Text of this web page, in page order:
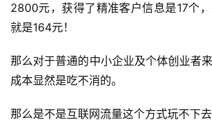
2800元，获得了精准客户信息是17个
就是164元！
那么对于普通的中小企业及个体创业者
成本显然是吃不消的。
那么是不是互联网流量这个方式玩不下去